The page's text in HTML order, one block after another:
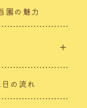
園の魅力
日の流れ